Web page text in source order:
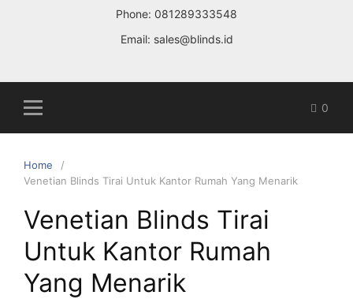
Phone: 081289333548
Email: sales@blinds.id
0
Home
Venetian Blinds Tirai Untuk Kantor Rumah Yang Menarik
Venetian Blinds Tirai
Untuk Kantor Rumah
Yang Menarik